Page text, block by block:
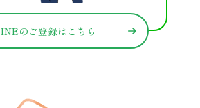
のご登録はこちら